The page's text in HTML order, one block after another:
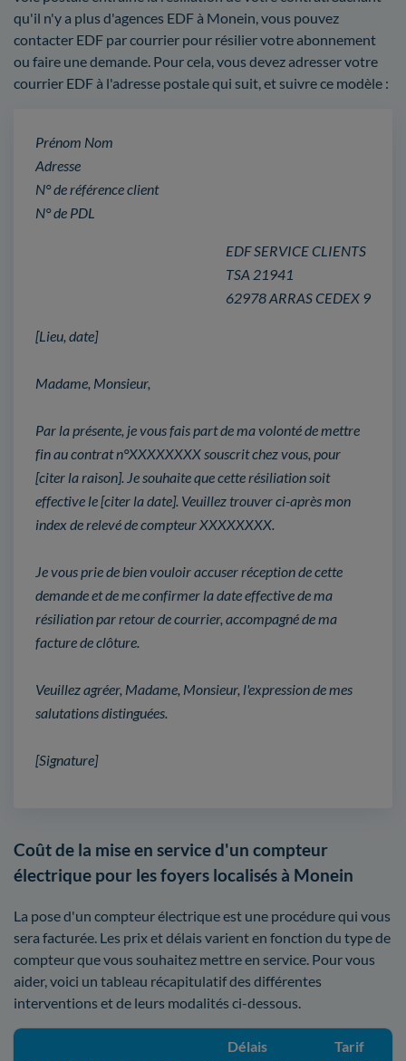
qu'il n'y a plus d'agences EDF à Monein, vous pouvez
contacter EDF par courrier pour résilier votre abonnement
ou faire une demande. Pour cela, vous devez adresser votre
courrier EDF à l'adresse postale qui suit, et suivre ce modèle :
Prénom Nom
Adresse
N° de référence client
N° de PDL
EDF SERVICE CLIENTS
TSA 21941
62978 ARRAS CEDEX 9
[Lieu, date]
Madame, Monsieur,
Par la présente, je vous fais part de ma volonté de mettre
fin au contrat n°XXXXXXXX souscrit chez vous, pour
[citer la raison]. Je souhaite que cette résiliation soit
effective le [citer la date]. Veuillez trouver ci-après mon
index de relevé de compteur XXXXXXXX.
Je vous prie de bien vouloir accuser réception de cette
demande et de me confirmer la date effective de ma
résiliation par retour de courrier, accompagné de ma
facture de clôture.
Veuillez agréer, Madame, Monsieur, l'expression de mes
salutations distinguées.
[Signature]
Coût de la mise en service d'un compteur
électrique pour les foyers localisés à Monein
La pose d'un compteur électrique est une procédure qui vous
sera facturée. Les prix et délais varient en fonction du type de
compteur que vous souhaitez mettre en service. Pour vous
aider, voici un tableau récapitulatif des différentes
interventions et de leurs modalités ci-dessous.
Délais
Tarif